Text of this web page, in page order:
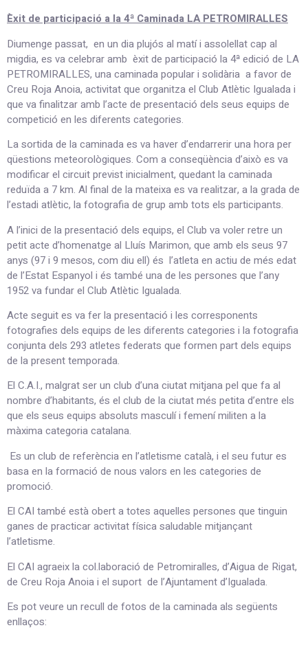
Èxit de participació a la 4ª Caminada LA PETROMIRALLES
Diumenge passat, en un dia plujós al matí i assolellat cap al
migdia, es va celebrar amb èxit de participació la 4ª edició de LA
PETROMIRALLES, una caminada popular i solidària a favor de
Creu Roja Anoia, activitat que organitza el Club Atlètic Igualada i
que va finalitzar amb l’acte de presentació dels seus equips de
competició en les diferents categories.
La sortida de la caminada es va haver d’endarrerir una hora per
qüestions meteorològiques. Com a conseqüència d’això es va
modificar el circuit previst inicialment, quedant la caminada
reduïda a 7 km. Al final de la mateixa es va realitzar, a la grada de
l’estadi atlètic, la fotografia de grup amb tots els participants.
A l’inici de la presentació dels equips, el Club va voler retre un
petit acte d’homenatge al Lluís Marimon, que amb els seus 97
anys (97 i 9 mesos, com diu ell) és l’atleta en actiu de més edat
de l’Estat Espanyol i és també una de les persones que l’any
1952 va fundar el Club Atlètic Igualada.
Acte seguit es va fer la presentació i les corresponents
fotografies dels equips de les diferents categories i la fotografia
conjunta dels 293 atletes federats que formen part dels equips
de la present temporada.
El C.A.I., malgrat ser un club d’una ciutat mitjana pel que fa al
nombre d’habitants, és el club de la ciutat més petita d’entre els
que els seus equips absoluts masculí i femení militen a la
màxima categoria catalana.
Es un club de referència en l’atletisme català, i el seu futur es
basa en la formació de nous valors en les categories de
promoció.
El CAI també està obert a totes aquelles persones que tinguin
ganes de practicar activitat física saludable mitjançant
l’atletisme.
El CAI agraeix la col.laboració de Petromiralles, d’Aigua de Rigat,
de Creu Roja Anoia i el suport de l’Ajuntament d’Igualada.
Es pot veure un recull de fotos de la caminada als següents
enllaços: